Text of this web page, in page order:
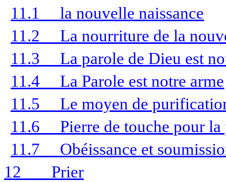
11.1
la nouvelle naissance
11.2
La nourriture de la
11.3
La parole de Dieu est
11.4
La Parole est notre arme
11.5
Le moyen de
11.6
Pierre de touche pour
11.7
Obéissance et
12
Prier